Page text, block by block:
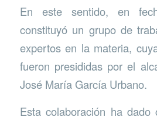
En este sentido, en
constituyó un grupo de
expertos en la materia,
fueron presididas por el
José María García Urbano.
Esta colaboración ha dado